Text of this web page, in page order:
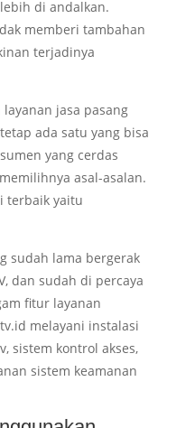
di andalkan.
memberi tambahan
terjadinya
jasa pasang
ada satu yang bisa
yang cerdas
asal-asalan.
terbaik yaitu
sudah lama bergerak
dan sudah di percaya
fitur layanan
melayani instalasi
sistem kontrol akses,
sistem keamanan